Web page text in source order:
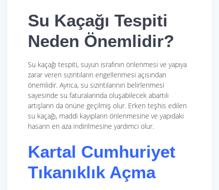
Su Kaçağı Tespiti
Neden Önemlidir?
Su kaçağı tespiti, suyun israfının önlenmesi ve yapıya
zarar veren sızıntıların engellenmesi açısından
önemlidir. Ayrıca, su sızıntılarının belirlenmesi
sayesinde su faturalarında oluşabilecek abartılı
artışların da önüne geçilmiş olur. Erken teşhis edilen
su kaçağı, maddi kayıpların önlenmesine ve yapıdaki
hasarın en aza indirilmesine yardımcı olur.
Kartal Cumhuriyet
Tıkanıklık Açma